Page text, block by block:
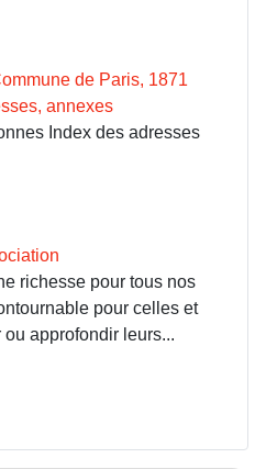
de Paris, 1871
annexes
Index des adresses
richesse pour tous nos
pour celles et
approfondir leurs...